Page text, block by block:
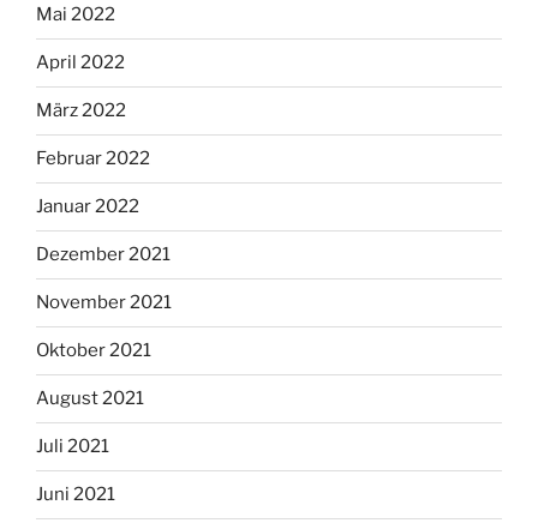
Mai 2022
April 2022
März 2022
Februar 2022
Januar 2022
Dezember 2021
November 2021
Oktober 2021
August 2021
Juli 2021
Juni 2021